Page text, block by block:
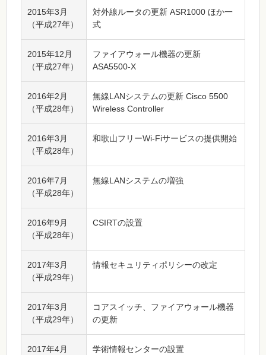
2015年3月
（平成27年）
対外線ルータの更新 ASR1000 ほか一
式
2015年12月
（平成27年）
ファイアウォール機器の更新
ASA5500-X
2016年2月
（平成28年）
無線LANシステムの更新 Cisco 5500
Wireless Controller
2016年3月
（平成28年）
和歌山フリーWi-Fiサービスの提供開始
2016年7月
（平成28年）
無線LANシステムの増強
2016年9月
（平成28年）
CSIRTの設置
2017年3月
（平成29年）
情報セキュリティポリシーの改定
2017年3月
（平成29年）
コアスイッチ、ファイアウォール機器
の更新
2017年4月
学術情報センターの設置